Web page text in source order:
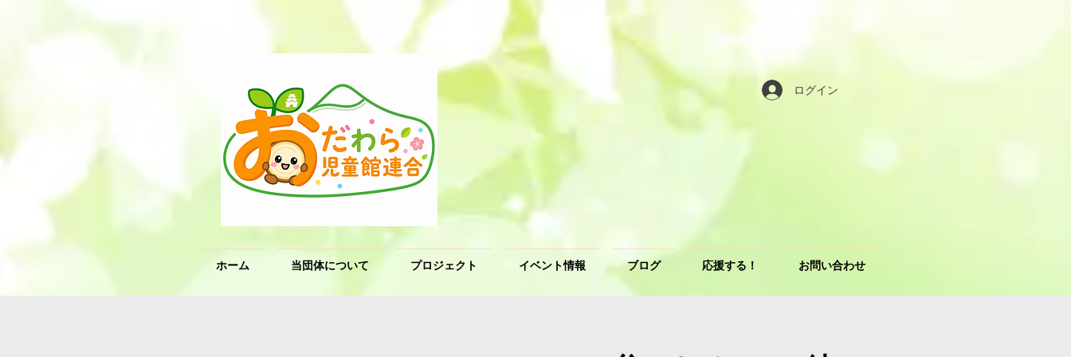
ログイン
ホーム 当団体について プロジェクト イベント情報 ブログ 応援する！ お問い合わせ